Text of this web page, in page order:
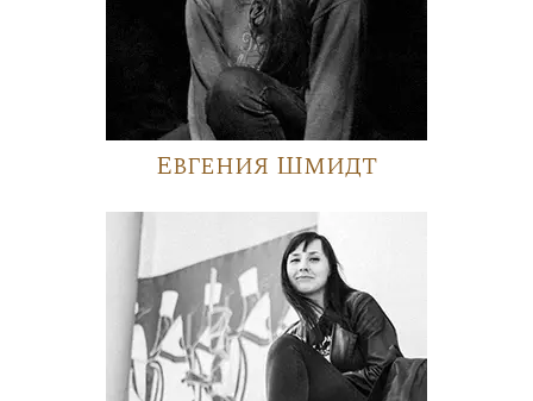
Евгения Шмидт